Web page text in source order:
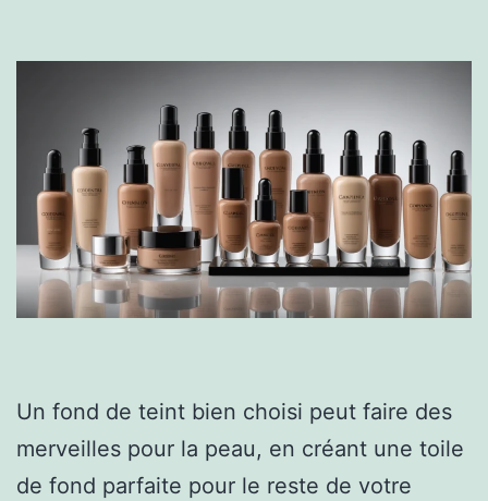
Un fond de teint bien choisi peut faire des
merveilles pour la peau, en créant une toile
de fond parfaite pour le reste de votre